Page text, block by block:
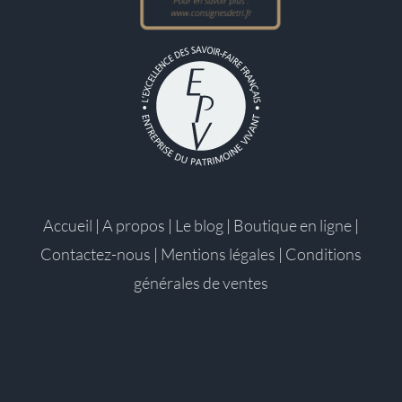
Accueil | A propos | Le blog | Boutique en ligne |
Contactez-nous | Mentions légales | Conditions
générales de ventes